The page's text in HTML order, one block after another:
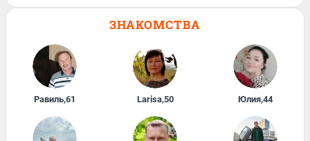
ЗНАКОМСТВА
Равиль,61 Larisa,50 Юлия,44